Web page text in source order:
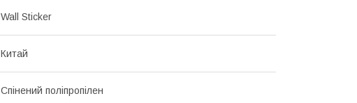
Wall Sticker
Китай
Спінений поліпропілен